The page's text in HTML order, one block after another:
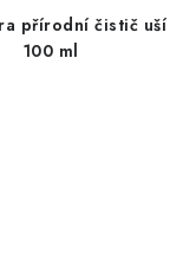
přírodní čistič uší
100 ml